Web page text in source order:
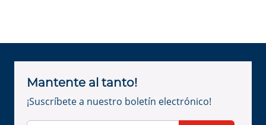
Mantente al tanto!
¡Suscríbete a nuestro boletín electrónico!